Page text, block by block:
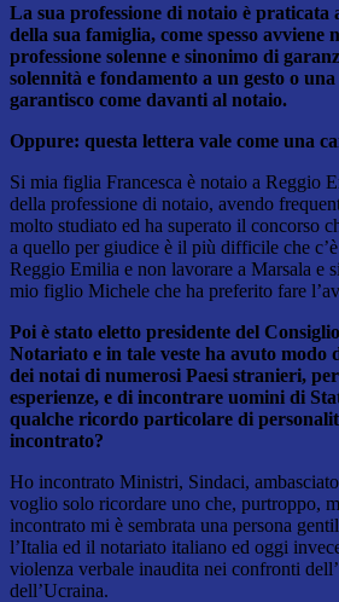
La sua professione di notaio è praticata
della sua famiglia, come spesso avviene
professione solenne e sinonimo di
solennità e fondamento a un gesto o
garantisco come davanti al notaio.
Oppure: questa lettera vale come una
Si mia figlia Francesca è notaio a Reggio
della professione di notaio, avendo
molto studiato ed ha superato il concorso
a quello per giudice è il più difficile che
Reggio Emilia e non lavorare a Marsala e
mio figlio Michele che ha preferito fare
Poi è stato eletto presidente del
Notariato e in tale veste ha avuto modo
dei notai di numerosi Paesi stranieri,
esperienze, e di incontrare uomini di
qualche ricordo particolare di
incontrato?
Ho incontrato Ministri, Sindaci,
voglio solo ricordare uno che, purtroppo,
incontrato mi è sembrata una persona
l’Italia ed il notariato italiano ed oggi
violenza verbale inaudita nei confronti
dell’Ucraina.